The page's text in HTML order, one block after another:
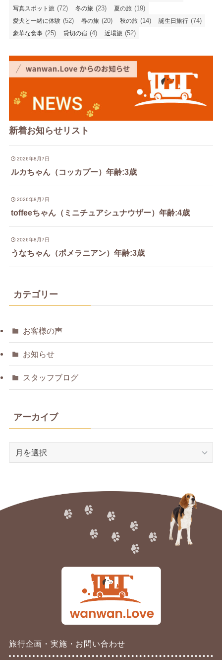
写真スポット旅 (72) 冬の旅 (23) 夏の旅 (19)
愛犬と一緒に体験 (52) 春の旅 (20) 秋の旅 (14) 誕生日旅行 (74)
豪華な食事 (25) 貸切の宿 (4) 近場旅 (52)
新着お知らせリスト
2026年8月7日
ルカちゃん（コッカプー）年齢:3歳
2026年8月7日
toffeeちゃん（ミニチュアシュナウザー）年齢:4歳
2026年8月7日
うなちゃん（ポメラニアン）年齢:3歳
カテゴリー
お客様の声
お知らせ
スタッフブログ
アーカイブ
旅行企画・実施・お問い合わせ